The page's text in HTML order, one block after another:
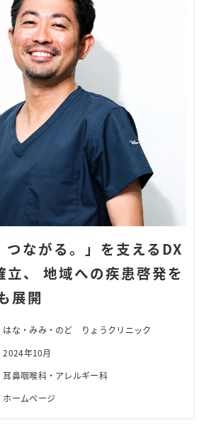
つながる。」を支えるDX
立、 地域への疾患啓発を
展開
はな・みみ・のど りょうクリニック
2024年10月
耳鼻咽喉科・アレルギー科
ホームページ